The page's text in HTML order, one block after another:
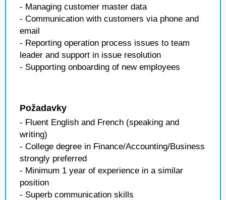
- Managing customer master data
- Communication with customers via phone and
email
- Reporting operation process issues to team
leader and support in issue resolution
- Supporting onboarding of new employees
Požadavky
- Fluent English and French (speaking and
writing)
- College degree in Finance/Accounting/Business
strongly preferred
- Minimum 1 year of experience in a similar
position
- Superb communication skills